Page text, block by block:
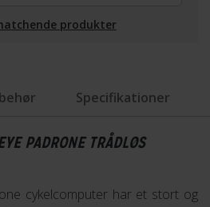
produkter
Specifikationer
PADRONE TRÅDLØS
cykelcomputer har et stort og